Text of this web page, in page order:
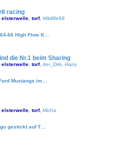
racing
elsterwelle torf, Wildlife68
66 High Flow K…
die Nr.1 beim Sharing
elsterwelle torf, der_Dirk Harry
Mustangs im…
elsterwelle torf, Micha
gestickt auf T…